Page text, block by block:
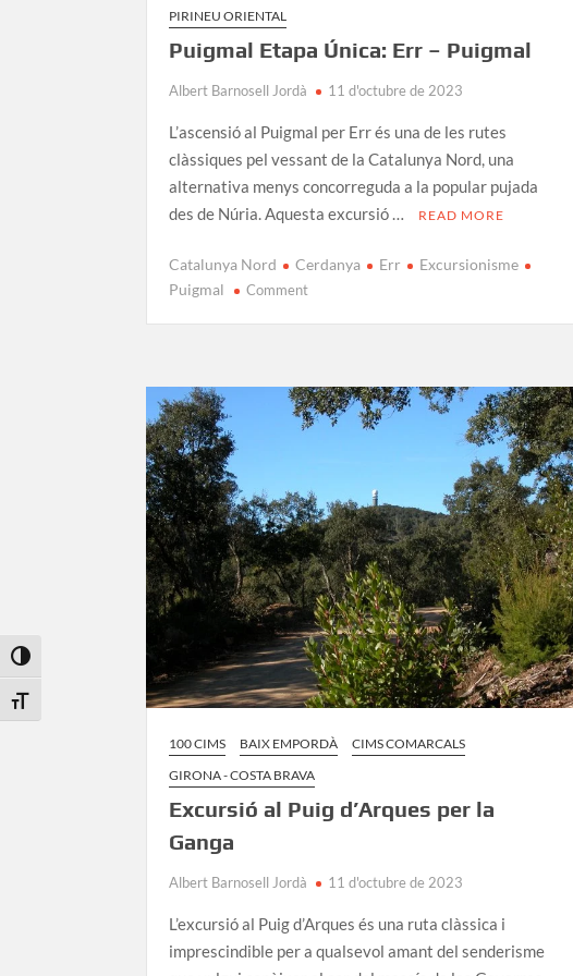
Toggle High Contrast
Toggle Font size
PIRINEU ORIENTAL
Puigmal Etapa Única: Err – Puigmal
Albert Barnosell Jordà 11 d'octubre de 2023
L’ascensió al Puigmal per Err és una de les rutes
clàssiques pel vessant de la Catalunya Nord, una
alternativa menys concorreguda a la popular pujada
des de Núria. Aquesta excursió …
READ MORE
Catalunya Nord Cerdanya Err
Excursionisme
Puigmal
Commenton
Err
–
Puigmal
100 CIMS BAIX EMPORDÀ
CIMS COMARCALS
GIRONA - COSTA BRAVA
Excursió al Puig d’Arques per la
Ganga
Albert Barnosell Jordà 11 d'octubre de 2023
L’excursió al Puig d’Arques és una ruta clàssica i
imprescindible per a qualsevol amant del senderisme